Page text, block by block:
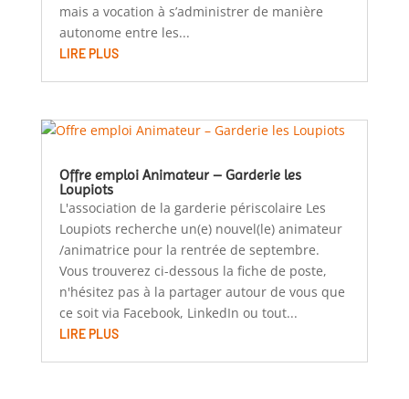
mais a vocation à s’administrer de manière
autonome entre les...
LIRE PLUS
Offre emploi Animateur – Garderie les
Loupiots
L'association de la garderie périscolaire Les
Loupiots recherche un(e) nouvel(le) animateur
/animatrice pour la rentrée de septembre.
Vous trouverez ci-dessous la fiche de poste,
n'hésitez pas à la partager autour de vous que
ce soit via Facebook, LinkedIn ou tout...
LIRE PLUS